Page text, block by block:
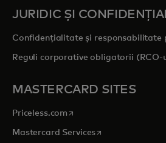
JURIDIC ȘI
Confidențialitate și responsabilitate
Reguli corporative obligatorii (RCO-
MASTERCARD SITES
Priceless.com opens in a new tab
Mastercard Servicesopens in a new